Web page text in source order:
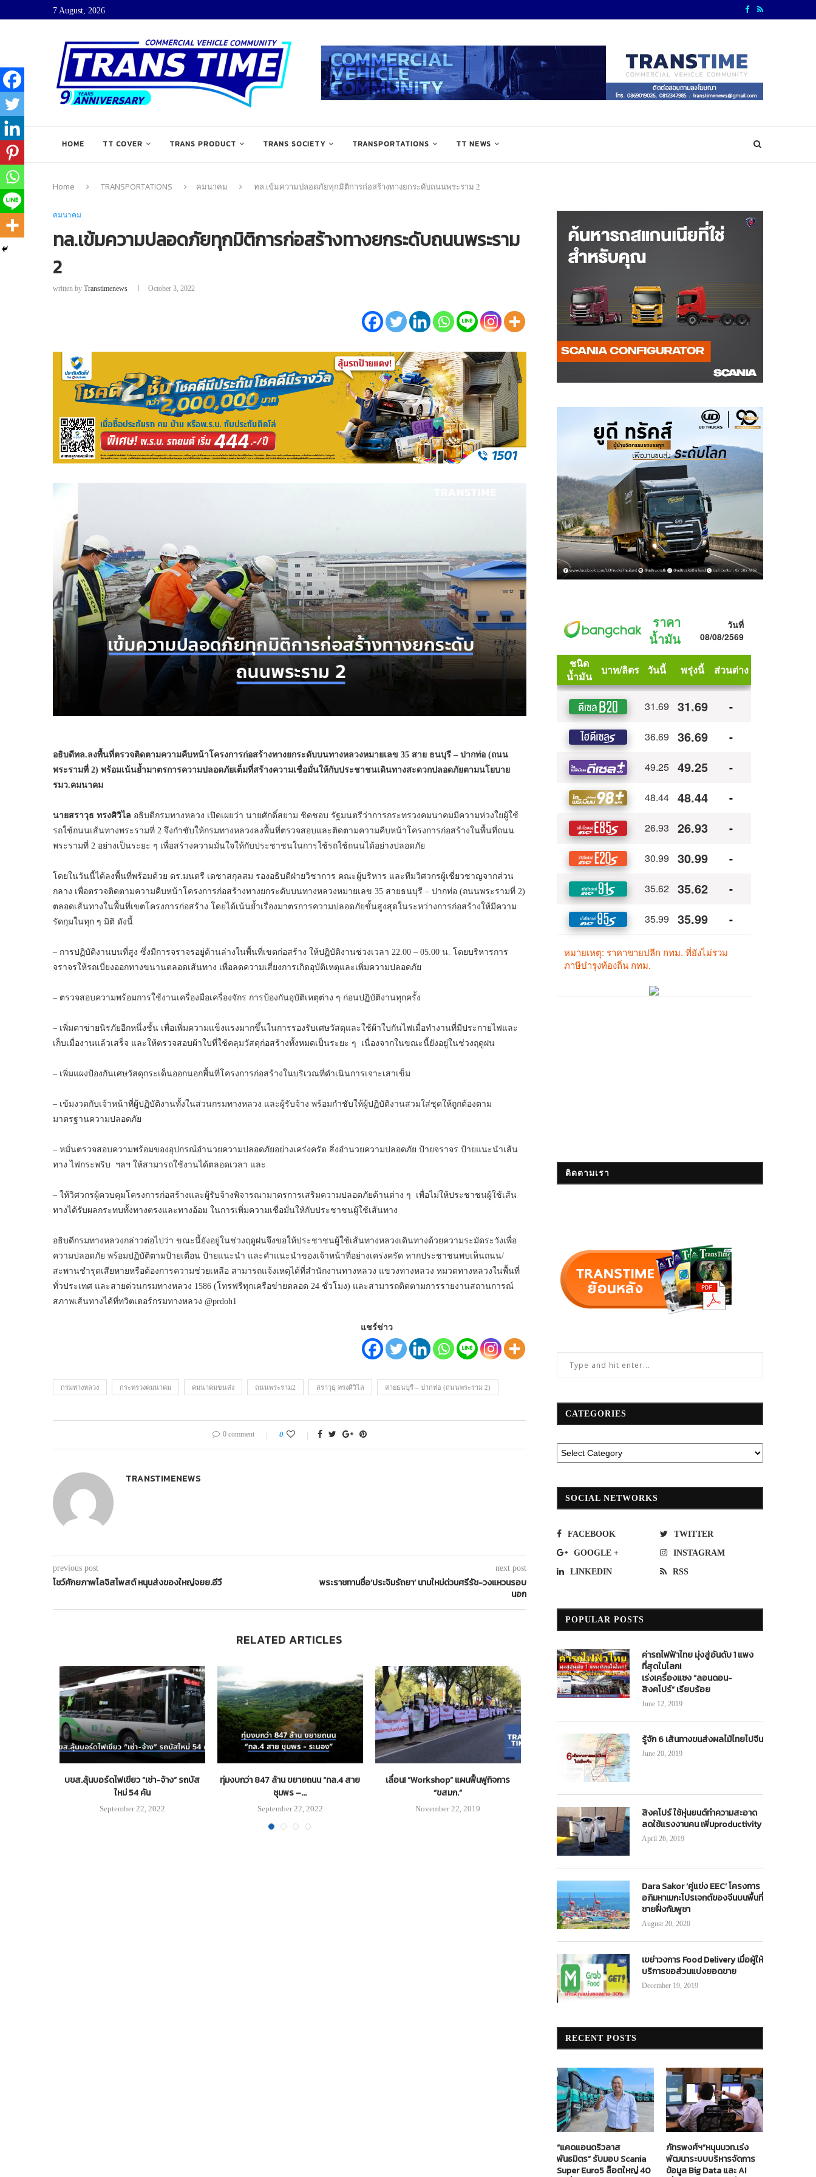
7 August, 2026
HOME TT COVER TRANS PRODUCT TRANS SOCIETY TRANSPORTATIONS TT NEWS
Home TRANSPORTATIONS คมนาคม ทล.เข้มความปลอดภัยทุกมิติการก่อสร้างทางยกระดับถนนพระราม 2
คมนาคม
ทล.เข้มความปลอดภัยทุกมิติการก่อสร้างทางยกระดับถนนพระราม
2
written by Transtimenews October 3, 2022
อธิบดีทล.ลงพื้นที่ตรวจติดตามความคืบหน้าโครงการก่อสร้างทางยกระดับบนทางหลวงหมายเลข 35 สาย ธนบุรี – ปากท่อ (ถนน
พระรามที่ 2) พร้อมเน้นย้ำมาตรการความปลอดภัยเต็มที่สร้างความเชื่อมั่นให้กับประชาชนเดินทางสะดวกปลอดภัยตามนโยบาย
รมว.คมนาคม
นายสราวุธ ทรงศิวิไล อธิบดีกรมทางหลวง เปิดเผยว่า นายศักดิ์สยาม ชิดชอบ รัฐมนตรีว่าการกระทรวงคมนาคมมีความห่วงใยผู้ใช้
รถใช้ถนนเส้นทางพระรามที่ 2 จึงกำชับให้กรมทางหลวงลงพื้นที่ตรวจสอบและติดตามความคืบหน้าโครงการก่อสร้างในพื้นที่ถนน
พระรามที่ 2 อย่างเป็นระยะ ๆ เพื่อสร้างความมั่นใจให้กับประชาชนในการใช้รถใช้ถนนได้อย่างปลอดภัย
โดยในวันนี้ได้ลงพื้นที่พร้อมด้วย ดร.มนตรี เดชาสกุลสม รองอธิบดีฝ่ายวิชาการ คณะผู้บริหาร และทีมวิศวกรผู้เชี่ยวชาญจากส่วน
กลาง เพื่อตรวจติดตามความคืบหน้าโครงการก่อสร้างทางยกระดับบนทางหลวงหมายเลข 35 สายธนบุรี – ปากท่อ (ถนนพระรามที่ 2)
ตลอดเส้นทางในพื้นที่เขตโครงการก่อสร้าง โดยได้เน้นย้ำเรื่องมาตรการความปลอดภัยขั้นสูงสุดในระหว่างการก่อสร้างให้มีความ
รัดกุมในทุก ๆ มิติ ดังนี้
– การปฏิบัติงานบนที่สูง ซึ่งมีการจราจรอยู่ด้านล่างในพื้นที่เขตก่อสร้าง ให้ปฏิบัติงานช่วงเวลา 22.00 – 05.00 น. โดยบริหารการ
จราจรให้รถเบี่ยงออกทางขนานตลอดเส้นทาง เพื่อลดความเสี่ยงการเกิดอุบัติเหตุและเพิ่มความปลอดภัย
– ตรวจสอบความพร้อมการใช้งานเครื่องมือเครื่องจักร การป้องกันอุบัติเหตุต่าง ๆ ก่อนปฏิบัติงานทุกครั้ง
– เพิ่มตาข่ายนิรภัยอีกหนึ่งชั้น เพื่อเพิ่มความแข็งแรงมากขึ้นในการรองรับเศษวัสดุและใช้ผ้าใบกันไฟเมื่อทำงานที่มีประกายไฟและ
เก็บเมื่องานแล้วเสร็จ และให้ตรวจสอบผ้าใบที่ใช้คลุมวัสดุก่อสร้างทั้งหมดเป็นระยะ ๆ เนื่องจากในขณะนี้ยังอยู่ในช่วงฤดูฝน
– เพิ่มแผงป้องกันเศษวัสดุกระเด็นออกนอกพื้นที่โครงการก่อสร้างในบริเวณที่ดำเนินการเจาะเสาเข็ม
– เข้มงวดกับเจ้าหน้าที่ผู้ปฏิบัติงานทั้งในส่วนกรมทางหลวง และผู้รับจ้าง พร้อมกำชับให้ผู้ปฏิบัติงานสวมใส่ชุดให้ถูกต้องตาม
มาตรฐานความปลอดภัย
– หมั่นตรวจสอบความพร้อมของอุปกรณ์อำนวยความปลอดภัยอย่างเคร่งครัด สิ่งอำนวยความปลอดภัย ป้ายจราจร ป้ายแนะนำเส้น
ทาง ไฟกระพริบ ฯลฯ ให้สามารถใช้งานได้ตลอดเวลา และ
– ให้วิศวกรผู้ควบคุมโครงการก่อสร้างและผู้รับจ้างพิจารณามาตรการเสริมความปลอดภัยด้านต่าง ๆ เพื่อไม่ให้ประชาชนผู้ใช้เส้น
ทางได้รับผลกระทบทั้งทางตรงและทางอ้อม ในการเพิ่มความเชื่อมั่นให้กับประชาชนผู้ใช้เส้นทาง
อธิบดีกรมทางหลวงกล่าวต่อไปว่า ขณะนี้ยังอยู่ในช่วงฤดูฝนจึงขอให้ประชาชนผู้ใช้เส้นทางหลวงเดินทางด้วยความระมัดระวังเพื่อ
ความปลอดภัย พร้อมปฏิบัติตามป้ายเตือน ป้ายแนะนำ และคำแนะนำของเจ้าหน้าที่อย่างเคร่งครัด หากประชาชนพบเห็นถนน/
สะพานชำรุดเสียหายหรือต้องการความช่วยเหลือ สามารถแจ้งเหตุได้ที่สำนักงานทางหลวง แขวงทางหลวง หมวดทางหลวงในพื้นที่
ทั่วประเทศ และสายด่วนกรมทางหลวง 1586 (โทรฟรีทุกเครือข่ายตลอด 24 ชั่วโมง) และสามารถติดตามการรายงานสถานการณ์
สภาพเส้นทางได้ที่ทวิตเตอร์กรมทางหลวง @prdoh1
แชร์ข่าว
กรมทางหลวง กระทรวงคมนาคม คมนาคมขนส่ง ถนนพระราม2 สราวุธุ ทรงศิวิไล สายธนบุรี – ปากท่อ (ถนนพระราม 2)
0 comment 0
TRANSTIMENEWS
previous post
โชว์ศักยภาพโลจิสโพสต์ หนุนส่งของใหญ่จยย.อีวี
next post
พระราชทานชื่อ’ประจิมรัถยา’ นามใหม่ด่วนศรีรัช-วงแหวนรอบ
นอก
RELATED ARTICLES
บขส.ลุ้นบอร์ดไฟเขียว “เช่า-จ้าง” รถบัส
ใหม่ 54 คัน
September 22, 2022
ทุ่มงบกว่า 847 ล้าน ขยายถนน “ทล.4 สาย
ชุมพร –...
September 22, 2022
เลื่อน! “Workshop” แผนฟื้นฟูกิจการ
“ขสมก.”
November 22, 2019
“สุริยะ”เปิดโปรเจกต์ปี 68 รวม 223
โครงการ วงเงิน 1.36 แสนล้าน...
January 10, 2025
Ferry หยุดบางเที่ยว
October 5, 2022
ติดตามเรา
CATEGORIES
SOCIAL NETWORKS
FACEBOOK TWITTER
GOOGLE + INSTAGRAM
LINKEDIN RSS
POPULAR POSTS
ค่ารถไฟฟ้าไทย มุ่งสู่อันดับ 1 แพง
ที่สุดในโลก!
เร่งเครื่องแซง “ลอนดอน-
สิงคโปร์” เรียบร้อย
June 12, 2019
รู้จัก 6 เส้นทางขนส่งผลไม้ไทยไปจีน
June 20, 2019
สิงคโปร์ ใช้หุ่นยนต์ทำความสะอาด
ลดใช้แรงงานคน เพิ่มproductivity
April 26, 2019
Dara Sakor ‘คู่แข่ง EEC’ โครงการ
อภิมหาเมกะโปรเจกต์ของจีนบนพื้นที่
ชายฝั่งกัมพูชา
August 20, 2020
เขย่าวงการ Food Delivery เมื่อผู้ให้
บริการขอส่วนแบ่งยอดขาย
December 19, 2019
RECENT POSTS
“แคดแอนดริวลาส
พันธมิตร” รับมอบ Scania
Super Euro5 ล็อตใหญ่ 40
ภัทรพงศ์ฯ”หนุนบวท.เร่ง
พัฒนาระบบบริหารจัดการ
ข้อมูล Big Data และ AI